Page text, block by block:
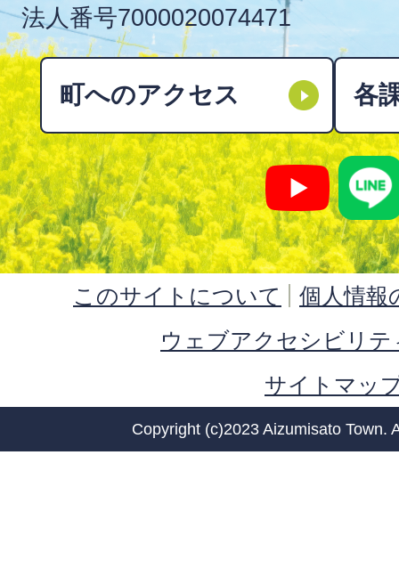
法人番号7000020074471
町へのアクセス 各
このサイトについて
個人情報
ウェブアクセシビリ
サイトマッ
Copyright (c)2023 Aizumisato Town.